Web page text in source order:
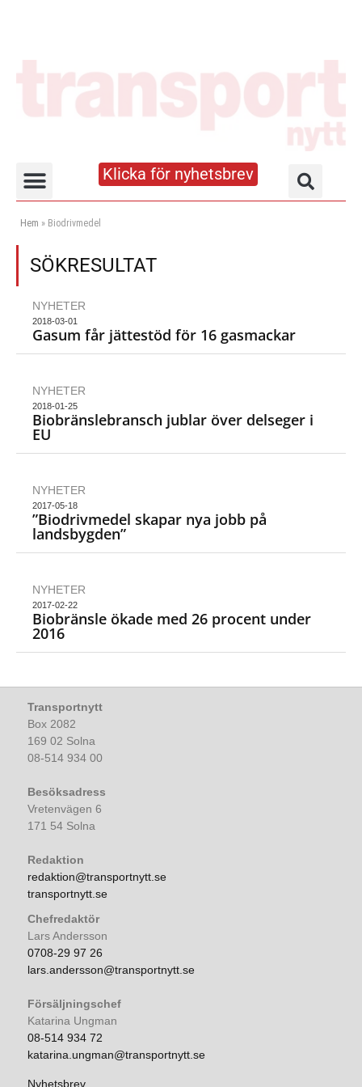
Klicka för nyhetsbrev
Hem » Biodrivmedel
SÖKRESULTAT
NYHETER
2018-03-01
Gasum får jättestöd för 16 gasmackar
NYHETER
2018-01-25
Biobränslebransch jublar över delseger i
EU
NYHETER
2017-05-18
”Biodrivmedel skapar nya jobb på
landsbygden”
NYHETER
2017-02-22
Biobränsle ökade med 26 procent under
2016
Transportnytt
Box 2082
169 02 Solna
08-514 934 00
Besöksadress
Vretenvägen 6
171 54 Solna
Redaktion
redaktion@transportnytt.se
transportnytt.se
Chefredaktör
Lars Andersson
0708-29 97 26
lars.andersson@transportnytt.se
Försäljningschef
Katarina Ungman
08-514 934 72
katarina.ungman@transportnytt.se
Nyhetsbrev